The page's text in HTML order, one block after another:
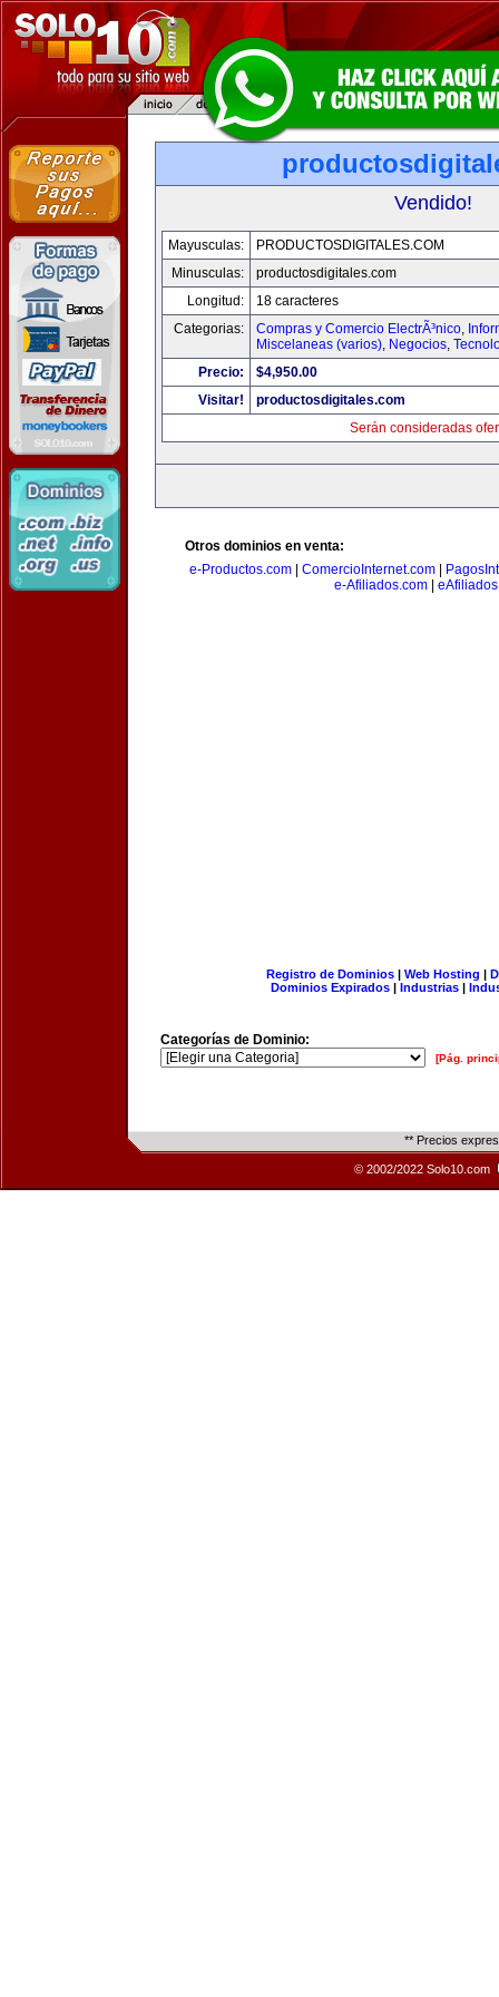
Vendido!
Mayusculas:
PRODUCTOSDIGITALES.COM
Minusculas:
productosdigitales.com
Longitud:
18 caracteres
Categorias:
Compras y Comercio ElectrÃ³nico,
Miscelaneas (varios), Negocios,
Precio:
$4,950.00
Visitar!
productosdigitales.com
Serán consideradas
Otros dominios en venta:
e-Productos.com
ComercioInternet.com
e-Afiliados.com|
Registro de Dominios| Web Hosting |
Dominios Expirados | Industrias |
Categorías de Dominio:
[Pág.
** Precios
© 2002/2022 Solo10.com